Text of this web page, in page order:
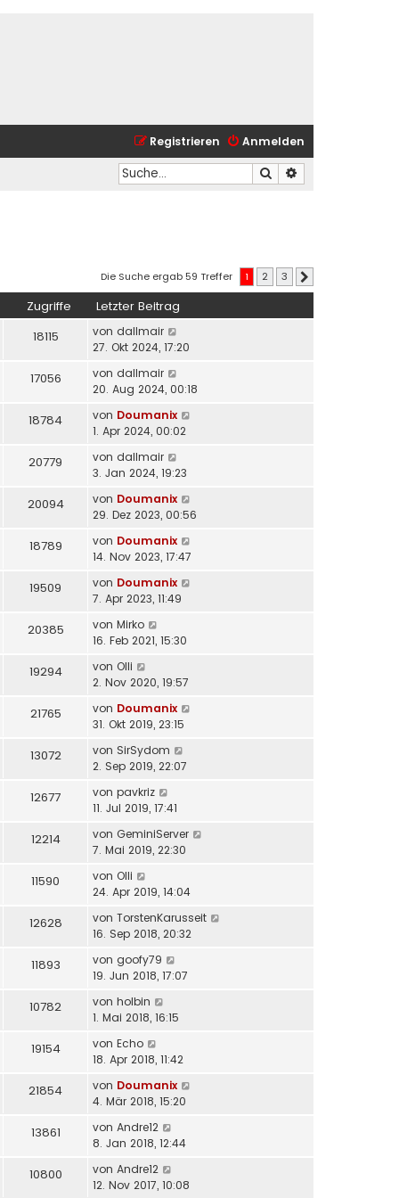
Anmelden
Registrieren
Suche
Die Suche ergab 59 Treffer 1 2 3
Zugriffe
Letzter Beitrag
18115
von dallmair
27. Okt 2024, 17:20
17056 von dallmair
20. Aug 2024, 00:18
18784 von Doumanix
1. Apr 2024, 00:02
20779 von dallmair
3. Jan 2024, 19:23
20094 von Doumanix
29. Dez 2023, 00:56
18789 von Doumanix
14. Nov 2023, 17:47
19509 von Doumanix
7. Apr 2023, 11:49
20385 von Mirko
16. Feb 2021, 15:30
19294 von Olli
2. Nov 2020, 19:57
21765 von Doumanix
31. Okt 2019, 23:15
13072 von SirSydom
2. Sep 2019, 22:07
12677 von pavkriz
11. Jul 2019, 17:41
12214 von GeminiServer
7. Mai 2019, 22:30
11590 von Olli
24. Apr 2019, 14:04
12628 von TorstenKarusseit
16. Sep 2018, 20:32
11893 von goofy79
19. Jun 2018, 17:07
10782 von holbin
1. Mai 2018, 16:15
19154 von Echo
18. Apr 2018, 11:42
21854 von Doumanix
4. Mär 2018, 15:20
13861 von Andre12
8. Jan 2018, 12:44
10800 von Andre12
12. Nov 2017, 10:08